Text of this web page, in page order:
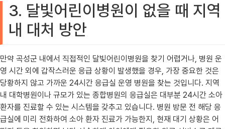
3. 달빛어린이병원이 없을 때 지역
내 대처 방안
만약 곡성군 내에서 직접적인 달빛어린이병원을 찾기 어렵거나, 병원 운
영 시간 외에 갑작스러운 응급 상황이 발생했을 경우, 가장 중요한 것은
당황하지 않고 가까운 24시간 응급실 운영 병원을 찾는 것입니다. 지역
내 대학병원이나 규모가 있는 종합병원의 응급실은 대부분 24시간 소아
환자를 진료할 수 있는 시스템을 갖추고 있습니다. 병원 방문 전 해당 응
급실에 미리 전화하여 소아 환자 진료가 가능한지, 현재 대기 상황은 어